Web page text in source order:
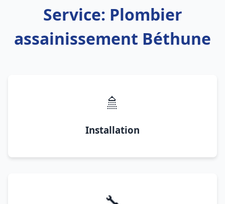
Service: Plombier
assainissement Béthune
🚿
Installation